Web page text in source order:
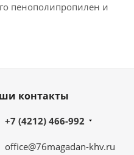
пенополипропилен и
контакты
+7 (4212) 466-992
office@76magadan-khv.ru